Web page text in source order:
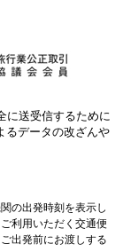
に送受信するために
るデータの改ざんや
の出発時刻を表示し
利用いただく交通便
出発前にお渡しする